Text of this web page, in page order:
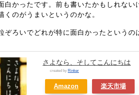
白かったです。前も書いたかもしれな
くのがうまいというのかな。
ぞろいでどれが特に面白かったというの
さよなら、そしてこんにちは
created by Rinker
Amazon 楽天市場